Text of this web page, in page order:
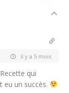
il y a 5 mois
qui
eu un succès.